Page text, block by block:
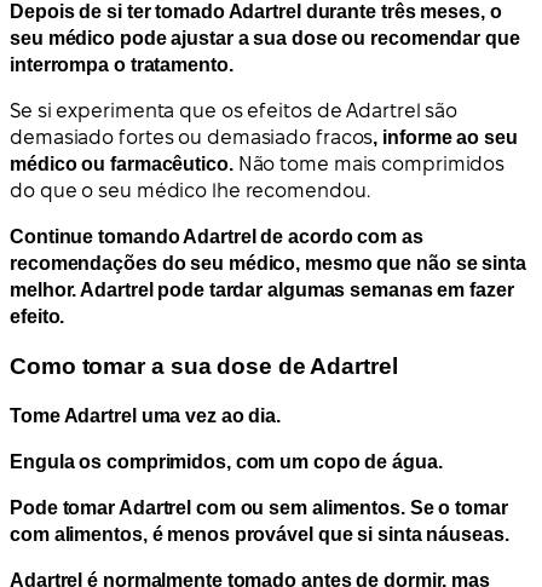
Depois de si ter tomado Adartrel durante três meses, o
seu médico pode ajustar a sua dose ou recomendar que
interrompa o tratamento.
Se si experimenta que os efeitos de Adartrel são
demasiado fortes ou demasiado fracos, informe ao seu
médico ou farmacêutico. Não tome mais comprimidos
do que o seu médico lhe recomendou.
Continue tomando Adartrel de acordo com as
recomendações do seu médico, mesmo que não se sinta
melhor. Adartrel pode tardar algumas semanas em fazer
efeito.
Como tomar a sua dose de Adartrel
Tome Adartrel uma vez ao dia.
Engula os comprimidos, com um copo de água.
Pode tomar Adartrel com ou sem alimentos. Se o tomar
com alimentos, é menos provável que si sinta náuseas.
Adartrel é normalmente tomado antes de dormir, mas